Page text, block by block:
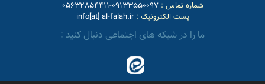
شماره تماس :09133550097-05632854411
پست الکترونیک :info[at] al-falah.ir
ما را در شبکه های اجتماعی دنبال کنید :